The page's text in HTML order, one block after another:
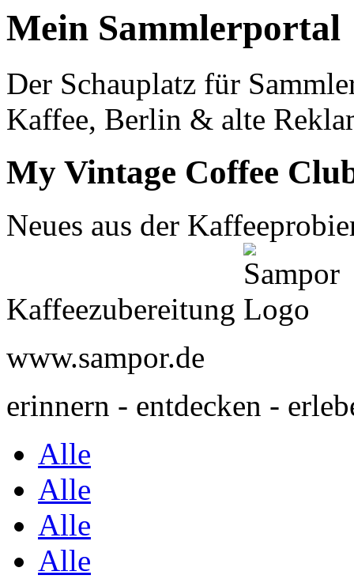
Mein Sammlerportal
Der Schauplatz für
Kaffee, Berlin & alte
My Vintage Coffee
Neues aus der
Kaffeezubereitung
www.sampor.de
erinnern - entdecken -
Alle
Alle
Alle
Alle